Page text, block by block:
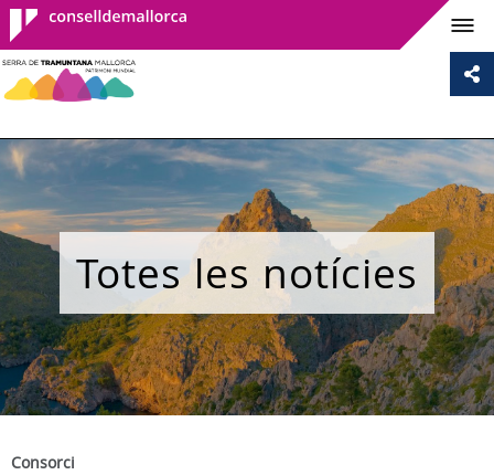
Consell de
Mallorca
Totes les notícies
Consorci